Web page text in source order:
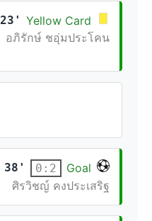
23' Yellow Card
อภิรักษ์ ชอุ่มประโคน
38' 0:2
Goal
ศิรวิชญ์ คงประเสริฐ